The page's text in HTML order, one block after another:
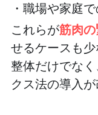
・職場や家庭
これらが筋肉
せるケースも少
整体だけでな
クス法の導入が